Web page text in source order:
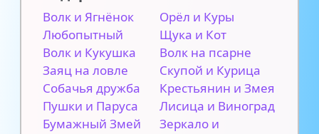
Волк и Ягнёнок
Орёл и Куры
Любопытный
Щука и Кот
Волк и Кукушка
Волк на псарне
Заяц на ловле
Скупой и Курица
Собачья дружба
Крестьянин и Змея
Пушки и Паруса
Лисица и Виноград
Бумажный Змей
Зеркало и